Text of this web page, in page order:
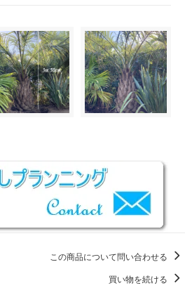
この商品について問い合わせる
買い物を続ける